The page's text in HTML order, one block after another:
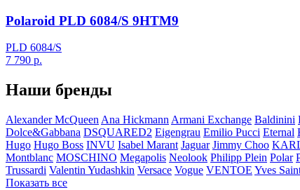
Polaroid PLD 6084/S 9HTM9
PLD 6084/S
7 790 р.
Наши бренды
Alexander McQueen Ana Hickmann Armani Exchange Baldinini
Dolce&Gabbana DSQUARED2 Eigengrau Emilio Pucci Eternal
Hugo Hugo Boss INVU Isabel Marant Jaguar Jimmy Choo
Montblanc MOSCHINO Megapolis Neolook Philipp Plein Polar
Trussardi Valentin Yudashkin Versace Vogue VENTOE Yves
Показать все